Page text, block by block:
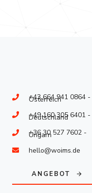
+43 664 941 0864 -
Österreich
+49 160 305 6401 -
Deutschland
+36 30 527 7602 -
Ungarn
hello@woims.de
ANGEBOT